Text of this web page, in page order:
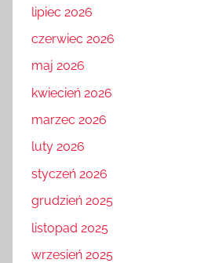
lipiec 2026
czerwiec 2026
maj 2026
kwiecień 2026
marzec 2026
luty 2026
styczeń 2026
grudzień 2025
listopad 2025
wrzesień 2025